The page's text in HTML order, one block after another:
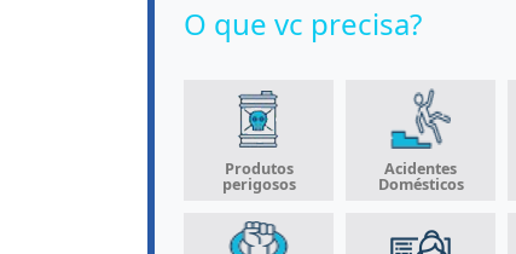
O que vc precisa?
Produtos
perigosos
Acidentes
Domésticos